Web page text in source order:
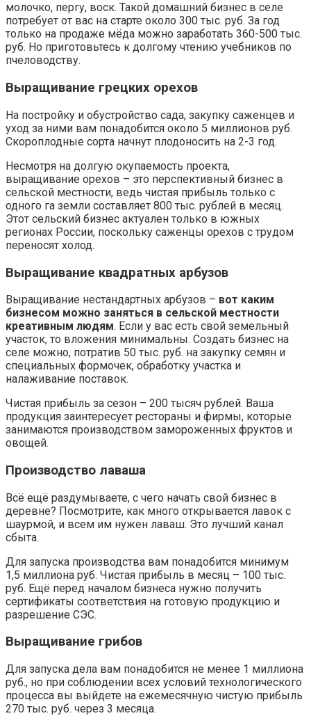
молочко, пергу, воск. Такой домашний бизнес в селе
потребует от вас на старте около 300 тыс. руб. За год
только на продаже мёда можно заработать 360-500 тыс.
руб. Но приготовьтесь к долгому чтению учебников по
пчеловодству.
Выращивание грецких орехов
На постройку и обустройство сада, закупку саженцев и
уход за ними вам понадобится около 5 миллионов руб.
Скороплодные сорта начнут плодоносить на 2-3 год.
Несмотря на долгую окупаемость проекта,
выращивание орехов – это перспективный бизнес в
сельской местности, ведь чистая прибыль только с
одного га земли составляет 800 тыс. рублей в месяц.
Этот сельский бизнес актуален только в южных
регионах России, поскольку саженцы орехов с трудом
переносят холод.
Выращивание квадратных арбузов
Выращивание нестандартных арбузов – вот каким
бизнесом можно заняться в сельской местности
креативным людям. Если у вас есть свой земельный
участок, то вложения минимальны. Создать бизнес на
селе можно, потратив 50 тыс. руб. на закупку семян и
специальных формочек, обработку участка и
налаживание поставок.
Чистая прибыль за сезон – 200 тысяч рублей. Ваша
продукция заинтересует рестораны и фирмы, которые
занимаются производством замороженных фруктов и
овощей.
Производство лаваша
Всё ещё раздумываете, с чего начать свой бизнес в
деревне? Посмотрите, как много открывается лавок с
шаурмой, и всем им нужен лаваш. Это лучший канал
сбыта.
Для запуска производства вам понадобится минимум
1,5 миллиона руб. Чистая прибыль в месяц – 100 тыс.
руб. Ещё перед началом бизнеса нужно получить
сертификаты соответствия на готовую продукцию и
разрешение СЭС.
Выращивание грибов
Для запуска дела вам понадобится не менее 1 миллиона
руб., но при соблюдении всех условий технологического
процесса вы выйдете на ежемесячную чистую прибыль
270 тыс. руб. через 3 месяца.